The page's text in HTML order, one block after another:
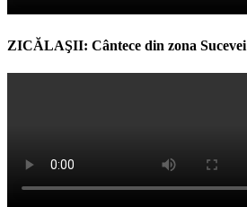
ZICĂLAŞII: Cântece din zona Sucevei